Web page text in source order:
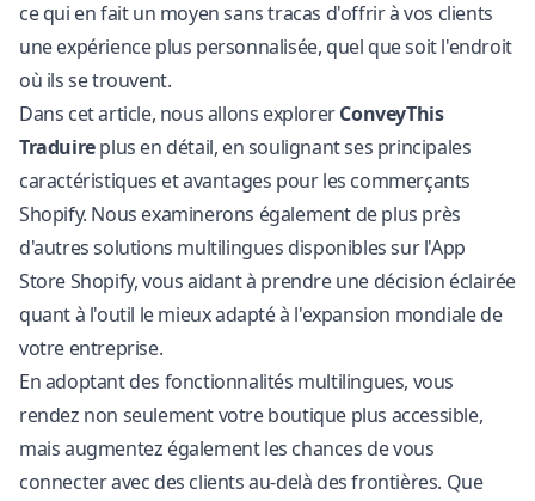
ce qui en fait un moyen sans tracas d'offrir à vos clients
une expérience plus personnalisée, quel que soit l'endroit
où ils se trouvent.
Dans cet article, nous allons explorerConveyThis
Traduireplus en détail, en soulignant ses principales
caractéristiques et avantages pour les commerçants
Shopify. Nous examinerons également de plus près
d'autres solutions multilingues disponibles sur l'App
Store Shopify, vous aidant à prendre une décision éclairée
quant à l'outil le mieux adapté à l'expansion mondiale de
votre entreprise.
En adoptant des fonctionnalités multilingues, vous
rendez non seulement votre boutique plus accessible,
mais augmentez également les chances de vous
connecter avec des clients au-delà des frontières. Que